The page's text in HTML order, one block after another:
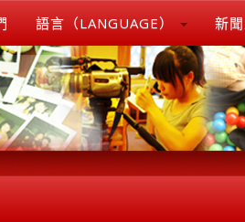
語言（LANGUAGE） 新